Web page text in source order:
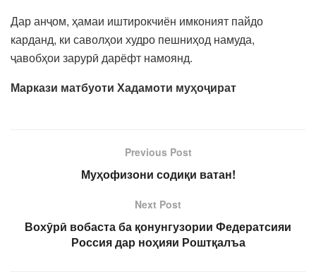
Дар анҷом, ҳамаи иштирокчиён имконият пайдо
карданд, ки саволҳои худро пешниҳод намуда,
ҷавобҳои зарурӣ дарёфт намоянд.
Маркази матбуоти Хадамоти муҳоҷират
Previous Post
Муҳофизони содиқи ватан!
Next Post
Вохӯрӣ вобаста ба қонунгузории Федератсияи
Россия дар ноҳияи Роштқалъа